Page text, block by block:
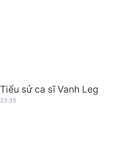
Tiểu sử ca sĩ Vanh Leg
23:35